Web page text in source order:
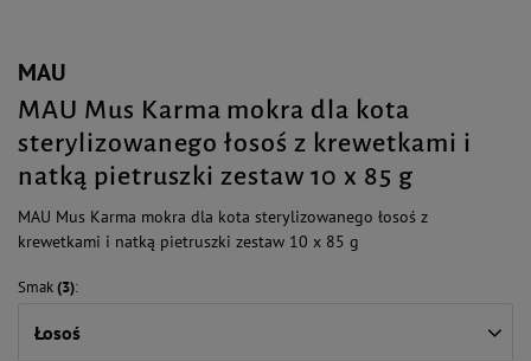
MAU
MAU Mus Karma mokra dla kota
sterylizowanego łosoś z krewetkami i
natką pietruszki zestaw 10 x 85 g
MAU Mus Karma mokra dla kota sterylizowanego łosoś z
krewetkami i natką pietruszki zestaw 10 x 85 g
Smak(3)
Łosoś